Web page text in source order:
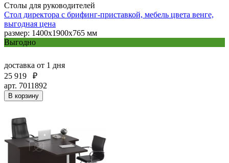
Столы для руководителей
Стол директора с брифинг-приставкой, мебель цвета венге,
выгодная цена
размер: 1400х1900х765 мм
Выгодно
доставка от 1 дня
25 919
₽
арт. 7011892
В корзину